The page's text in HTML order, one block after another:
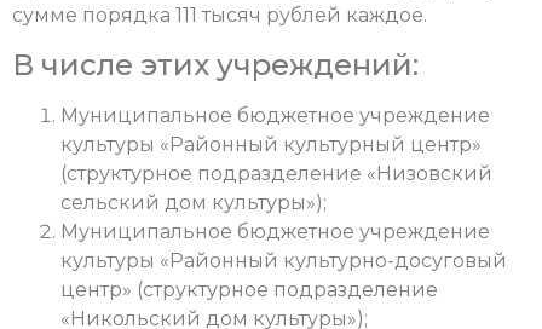
сумме порядка 111 тысяч рублей каждое.
В числе этих учреждений:
Муниципальное бюджетное учреждение
культуры «Районный культурный центр»
(структурное подразделение «Низовский
сельский дом культуры»);
Муниципальное бюджетное учреждение
культуры «Районный культурно-досуговый
центр» (структурное подразделение
«Никольский дом культуры»);